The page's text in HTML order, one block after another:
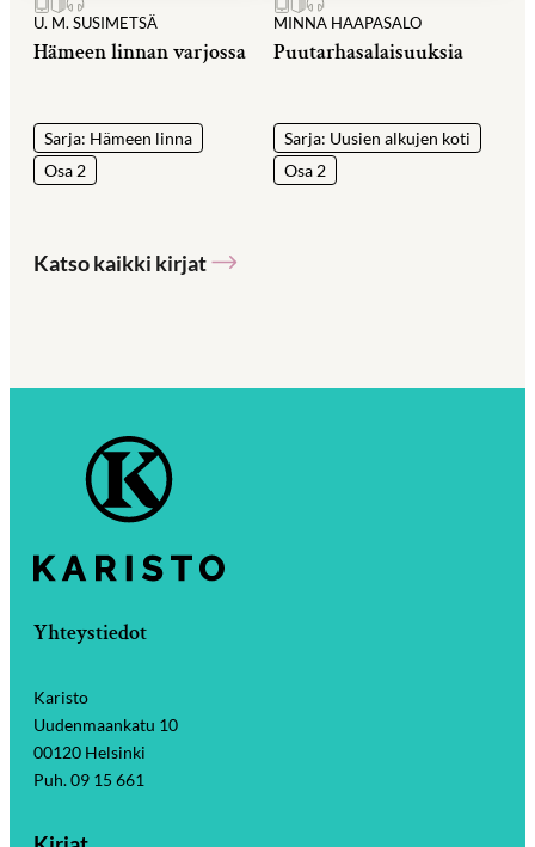
U. M. SUSIMETSÄ
Hämeen linnan varjossa
Sarja: Hämeen linna
Osa 2
MINNA HAAPASALO
Puutarhasalaisuuksia
Sarja: Uusien alkujen koti
Osa 2
Katso kaikki kirjat
Yhteystiedot
Karisto
Uudenmaankatu 10
00120 Helsinki
Puh. 09 15 661